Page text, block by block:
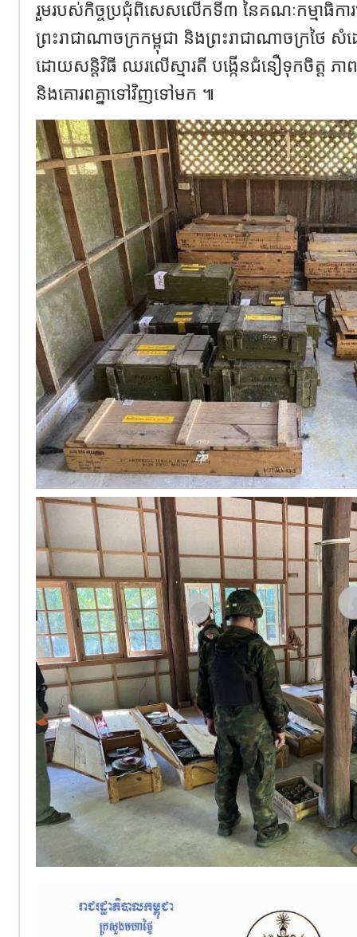
រួមរបស់កិច្ចប្រជុំពិសេសលើកទី៣ នៃគណៈកម្មាធិការ
ព្រះរាជាណាចក្រកម្ពុជា និងព្រះរាជាណាចក្រថៃ
ដោយសន្តិវិធី ឈរលើស្មារតី បង្កើនជំនឿទុកចិត្ត ភា
និងគោរពគ្នាទៅវិញទៅមក ៕